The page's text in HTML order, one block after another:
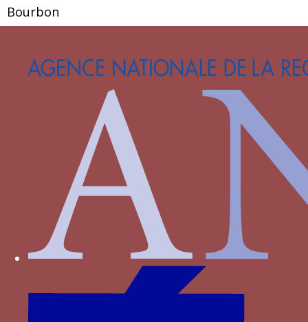
Bourbon
LENAUBGT
Paru dans : Familles > Luxembourg-Saint-Pol >
Pierre II de Luxembourg
Ciste - Une branche de ciste
Paru dans : Familles > Aragon > Eléonore
CM - Les lettres C et M liées par un lac
Paru dans : Familles > Bourgogne > Charles I
Bourgogne
Collier de chien anti-loup - Un collier de chien
anti-loup
Paru dans : Familles > Brieg > Louis II de Brieg
Collier de l’Ecaille (